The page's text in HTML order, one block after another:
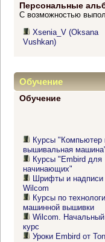
Персональные
С возможностью
Xsenia_V (Oksana
Vushkan)
Обучение
Обучение
Курсы "Компьютер
вышивальная
Курсы "Embird для
начинающих"
Шрифты и надписи
Wilcom
Курсы по
машинной вышивки
Wilcom. Начальный
курс
Уроки Embird от